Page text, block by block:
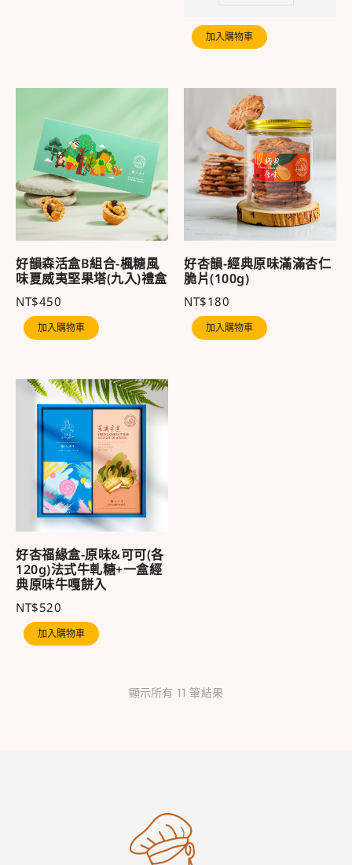
加入購物車
好韻森活盒B組合-楓糖風
味夏威夷堅果塔(九入)禮盒
NT$450
加入購物車
好杏韻-經典原味滿滿杏仁
脆片(100g)
NT$180
加入購物車
好杏福緣盒-原味&可可(各
120g)法式牛軋糖+一盒經
典原味牛嘎餅入
NT$520
加入購物車
顯示所有 11 筆結果